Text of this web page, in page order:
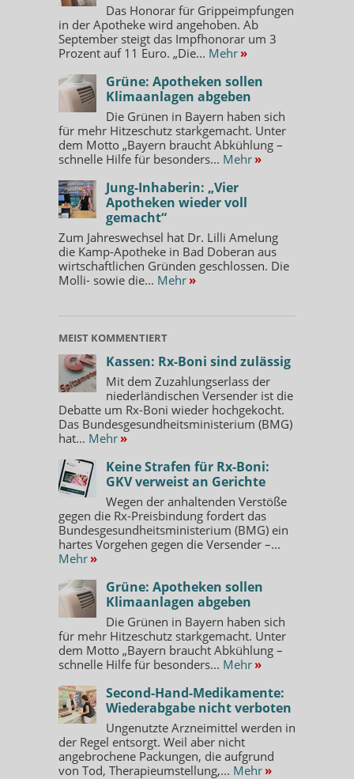
Das Honorar für Grippeimpfungen
in der Apotheke wird angehoben. Ab
September steigt das Impfhonorar um 3
Prozent auf 11 Euro. „Die... Mehr »
Grüne: Apotheken sollen
Klimaanlagen abgeben
Die Grünen in Bayern haben sich
für mehr Hitzeschutz starkgemacht. Unter
dem Motto „Bayern braucht Abkühlung –
schnelle Hilfe für besonders... Mehr »
Jung-Inhaberin: „Vier
Apotheken wieder voll
gemacht“
Zum Jahreswechsel hat Dr. Lilli Amelung
die Kamp-Apotheke in Bad Doberan aus
wirtschaftlichen Gründen geschlossen. Die
Molli- sowie die... Mehr »
MEIST KOMMENTIERT
Kassen: Rx-Boni sind zulässig
Mit dem Zuzahlungserlass der
niederländischen Versender ist die
Debatte um Rx-Boni wieder hochgekocht.
Das Bundesgesundheitsministerium (BMG)
hat... Mehr »
Keine Strafen für Rx-Boni:
GKV verweist an Gerichte
Wegen der anhaltenden Verstöße
gegen die Rx-Preisbindung fordert das
Bundesgesundheitsministerium (BMG) ein
hartes Vorgehen gegen die Versender –...
Mehr »
Grüne: Apotheken sollen
Klimaanlagen abgeben
Die Grünen in Bayern haben sich
für mehr Hitzeschutz starkgemacht. Unter
dem Motto „Bayern braucht Abkühlung –
schnelle Hilfe für besonders... Mehr »
Second-Hand-Medikamente:
Wiederabgabe nicht verboten
Ungenutzte Arzneimittel werden in
der Regel entsorgt. Weil aber nicht
angebrochene Packungen, die aufgrund
von Tod, Therapieumstellung,... Mehr »